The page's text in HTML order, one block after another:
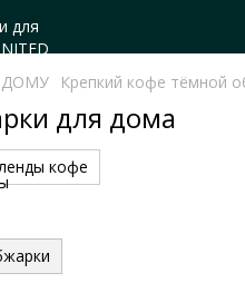
ДОМУ Крепкий кофе тёмной
для дома
кофе